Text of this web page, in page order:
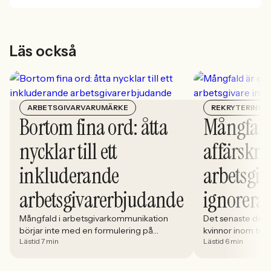
Läs också
ARBETSGIVARVARUMÄRKE
Bortom fina ord: åtta
nycklar till ett
inkluderande
arbetsgivarerbjudande
Mångfald i arbetsgivarkommunikation
börjar inte med en formulering på
karriärsidan. Den börjar i hur rekryteringen
Lästid 7 min
REKRYTERING
ignorera
Det senaste
kvinnor inom
stadigt på 30%.
Lästid 6 min